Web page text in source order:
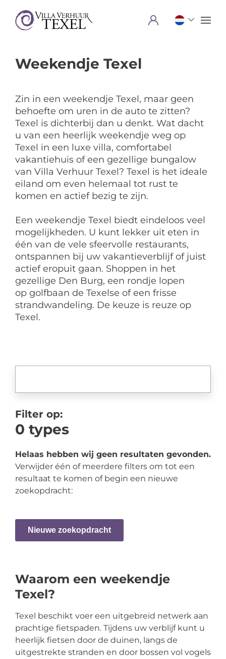
Menu
Weekendje Texel
Zin in een weekendje Texel, maar geen
behoefte om uren in de auto te zitten?
Texel is dichterbij dan u denkt. Wat dacht
u van een heerlijk weekendje weg op
Texel in een luxe villa, comfortabel
vakantiehuis of een gezellige bungalow
van Villa Verhuur Texel? Texel is het ideale
eiland om even helemaal tot rust te
komen en actief bezig te zijn.
Een weekendje Texel biedt eindeloos veel
mogelijkheden. U kunt lekker uit eten in
één van de vele sfeervolle restaurants,
ontspannen bij uw vakantieverblijf of juist
actief eropuit gaan. Shoppen in het
gezellige Den Burg, een rondje lopen
op golfbaan de Texelse of een frisse
strandwandeling. De keuze is reuze op
Texel.
Filter op:
0 types
Helaas hebben wij geen resultaten gevonden.
Verwijder één of meerdere filters om tot een
resultaat te komen of begin een nieuwe
zoekopdracht:
Nieuwe zoekopdracht
Waarom een weekendje
Texel?
Texel beschikt voer een uitgebreid netwerk aan
prachtige fietspaden. Tijdens uw verblijf kunt u
heerlijk fietsen door de duinen, langs de
uitgestrekte stranden en door bossen vol vogels